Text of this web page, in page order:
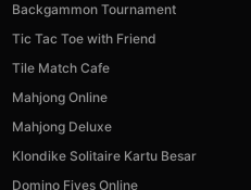
Backgammon Tournament
Tic Tac Toe with Friend
Tile Match Cafe
Mahjong Online
Mahjong Deluxe
Klondike Solitaire Kartu Besar
Domino Fives Online